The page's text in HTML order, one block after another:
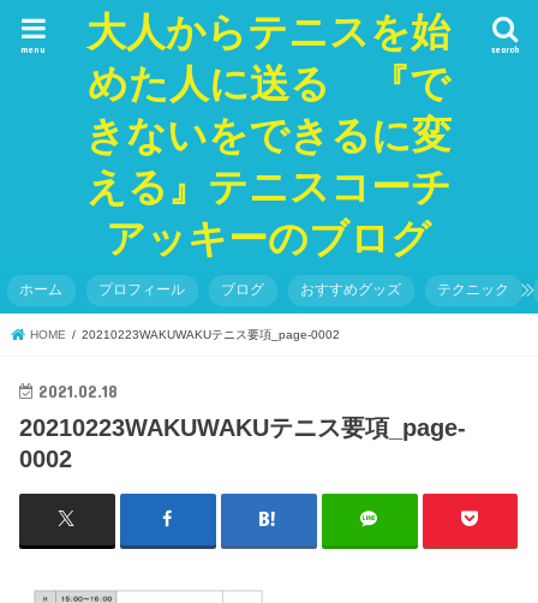
大人からテニスを始
めた人に送る 『で
きないをできるに変
える』テニスコーチ
アッキーのブログ
search
menu
ホーム プロフィール ブログ おすすめグッズ テクニック
HOME 20210223WAKUWAKUテニス要項_page-0002
2021.02.18
20210223WAKUWAKUテニス要項_page-
0002